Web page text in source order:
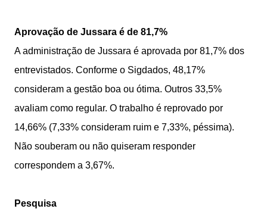
Aprovação de Jussara é de 81,7%
A administração de Jussara é aprovada por 81,7% dos
entrevistados. Conforme o Sigdados, 48,17%
consideram a gestão boa ou ótima. Outros 33,5%
avaliam como regular. O trabalho é reprovado por
14,66% (7,33% consideram ruim e 7,33%, péssima).
Não souberam ou não quiseram responder
correspondem a 3,67%.
Pesquisa